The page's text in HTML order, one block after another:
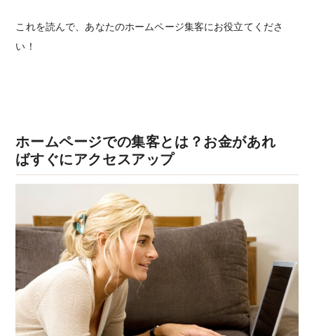
これを読んで、あなたのホームページ集客にお役立てくださ
い！
ホームページでの集客とは？お金があれ
ばすぐにアクセスアップ